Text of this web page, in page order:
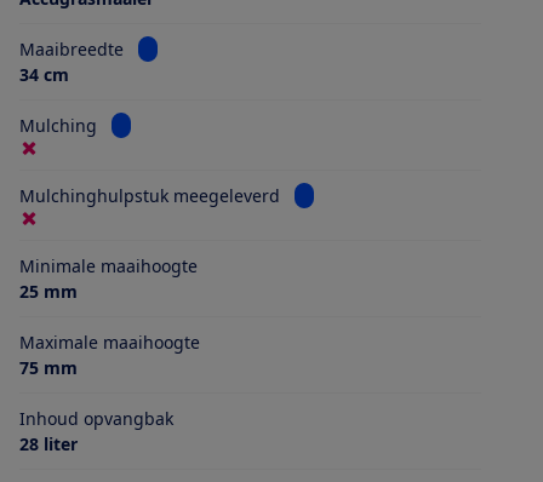
Maaibreedte
Bekijk informatie voor Maaibreedte
34 cm
Mulching Bekijk informatie voor Mulching
Mulchinghulpstuk meegeleverd Bekijk informatie voor
Minimale maaihoogte
25 mm
Maximale maaihoogte
75 mm
Inhoud opvangbak
28 liter